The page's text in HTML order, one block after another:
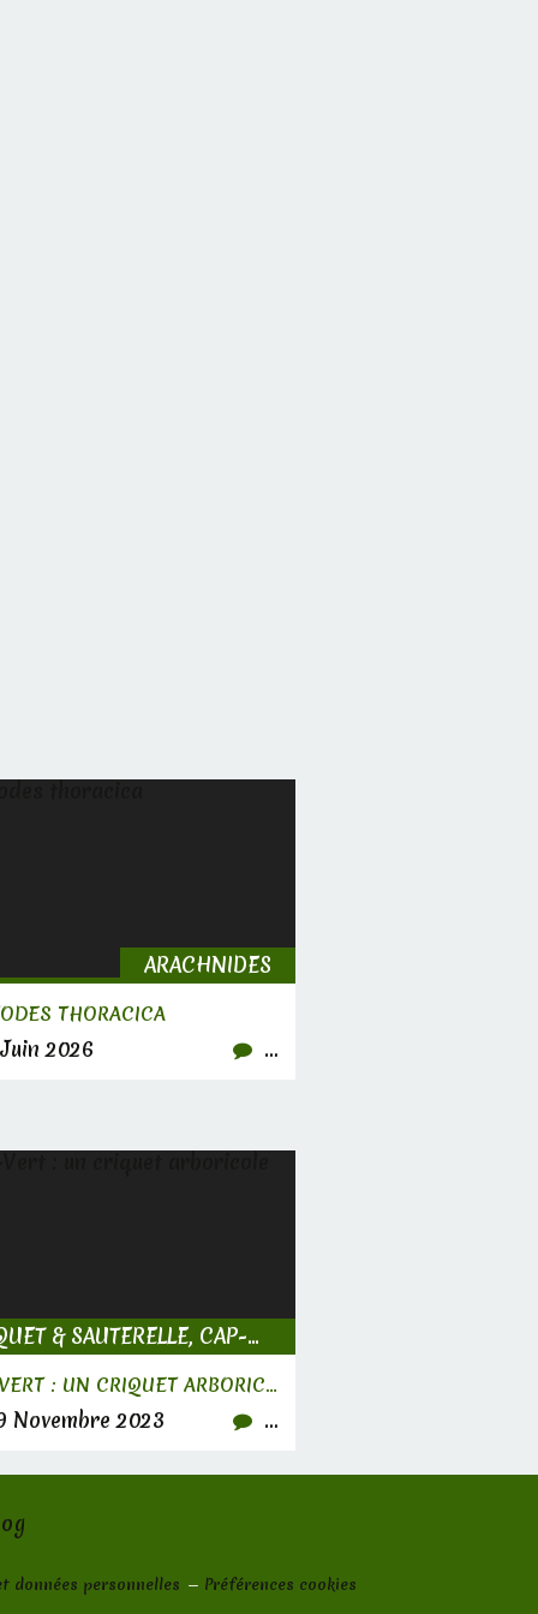
ARACHNIDES
THORACICA
2026 …
CRIQUET & SAUTERELLE, CAP-VERT
CAP-VERT : UN CRIQUET ARBORICOLE
Novembre 2023 …
données personnelles Préférences cookies